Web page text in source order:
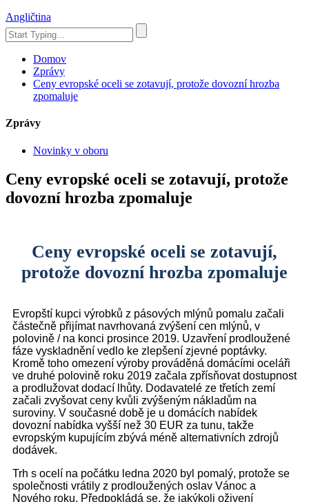
Angličtina
Domov
Zprávy
Ceny evropské oceli se zotavují, protože dovozní hrozba
zpomaluje
Zprávy
Novinky v oboru
Ceny evropské oceli se zotavují, protože
dovozní hrozba zpomaluje
Ceny evropské oceli se zotavují,
protože dovozní hrozba zpomaluje
Evropští kupci výrobků z pásových mlýnů pomalu začali
částečně přijímat navrhovaná zvýšení cen mlýnů, v
polovině / na konci prosince 2019. Uzavření prodloužené
fáze vyskladnění vedlo ke zlepšení zjevné poptávky.
Kromě toho omezení výroby prováděná domácími oceláři
ve druhé polovině roku 2019 začala zpřísňovat dostupnost
a prodlužovat dodací lhůty. Dodavatelé ze třetích zemí
začali zvyšovat ceny kvůli zvýšeným nákladům na
suroviny. V současné době je u domácích nabídek
dovozní nabídka vyšší než 30 EUR za tunu, takže
evropským kupujícím zbývá méně alternativních zdrojů
dodávek.
Trh s ocelí na počátku ledna 2020 byl pomalý, protože se
společnosti vrátily z prodloužených oslav Vánoc a
Nového roku. Předpokládá se, že jakýkoli oživení